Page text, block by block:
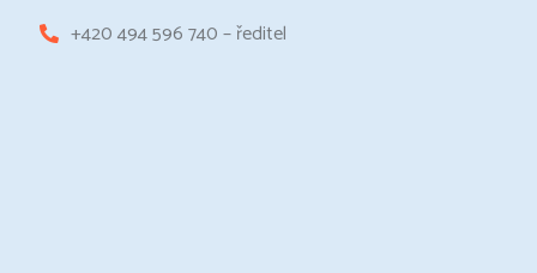
+420 494 596 740 – ředitel